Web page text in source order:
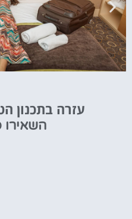
מציאת מלון
עזרה בתכנון
השאירו